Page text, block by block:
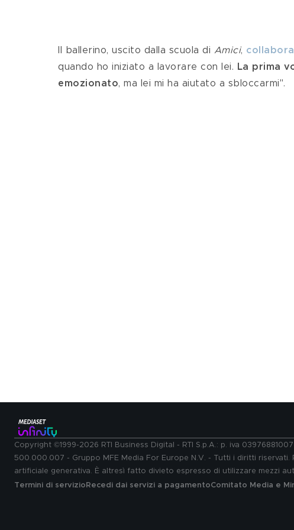
Il ballerino, uscito dalla scuola di Amici,
quando ho iniziato a lavorare con lei. La prima
emozionato, ma lei mi ha aiutato a sbloccarmi".
Copyright ©1999-2026 RTI Business Digital - RTI S.p.A.: p. iva
500.000.007 - Gruppo MFE Media For Europe N.V. - Tutti i diritti
artificiale generativa. È altresì fatto divieto espresso di utilizzare mezzi
Termini di servizio Recedi dai servizi a pagamentoComitato Media e